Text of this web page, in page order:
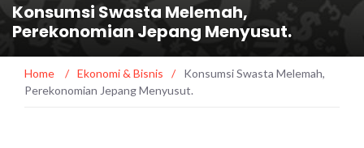
Konsumsi Swasta Melemah,
Perekonomian Jepang Menyusut.
Home / Ekonomi & Bisnis /
Konsumsi Swasta Melemah,
Perekonomian Jepang Menyusut.